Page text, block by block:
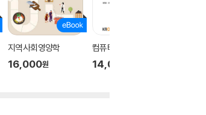
지역사회영양학
16,000원
컴퓨터구조
14,000